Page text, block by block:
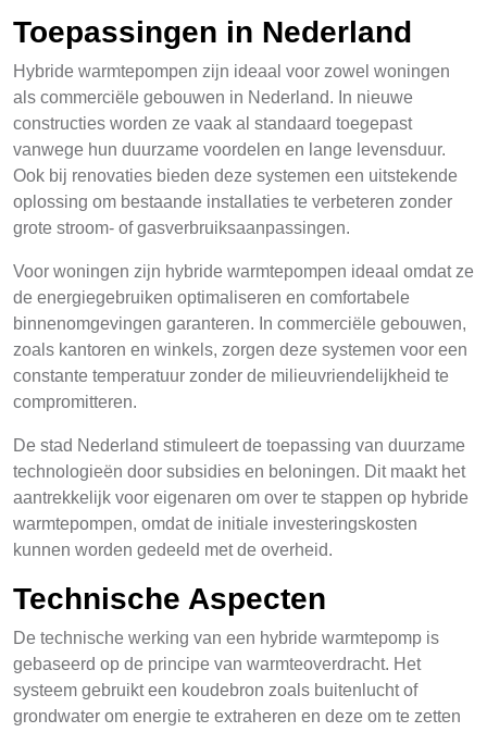
Toepassingen in Nederland
Hybride warmtepompen zijn ideaal voor zowel woningen
als commerciële gebouwen in Nederland. In nieuwe
constructies worden ze vaak al standaard toegepast
vanwege hun duurzame voordelen en lange levensduur.
Ook bij renovaties bieden deze systemen een uitstekende
oplossing om bestaande installaties te verbeteren zonder
grote stroom- of gasverbruiksaanpassingen.
Voor woningen zijn hybride warmtepompen ideaal omdat ze
de energiegebruiken optimaliseren en comfortabele
binnenomgevingen garanteren. In commerciële gebouwen,
zoals kantoren en winkels, zorgen deze systemen voor een
constante temperatuur zonder de milieuvriendelijkheid te
compromitteren.
De stad Nederland stimuleert de toepassing van duurzame
technologieën door subsidies en beloningen. Dit maakt het
aantrekkelijk voor eigenaren om over te stappen op hybride
warmtepompen, omdat de initiale investeringskosten
kunnen worden gedeeld met de overheid.
Technische Aspecten
De technische werking van een hybride warmtepomp is
gebaseerd op de principe van warmteoverdracht. Het
systeem gebruikt een koudebron zoals buitenlucht of
grondwater om energie te extraheren en deze om te zetten